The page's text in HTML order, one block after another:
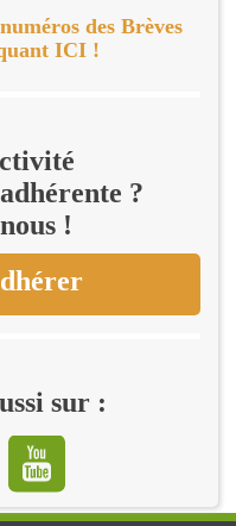
des Brèves
ICI !
?
!
sur :